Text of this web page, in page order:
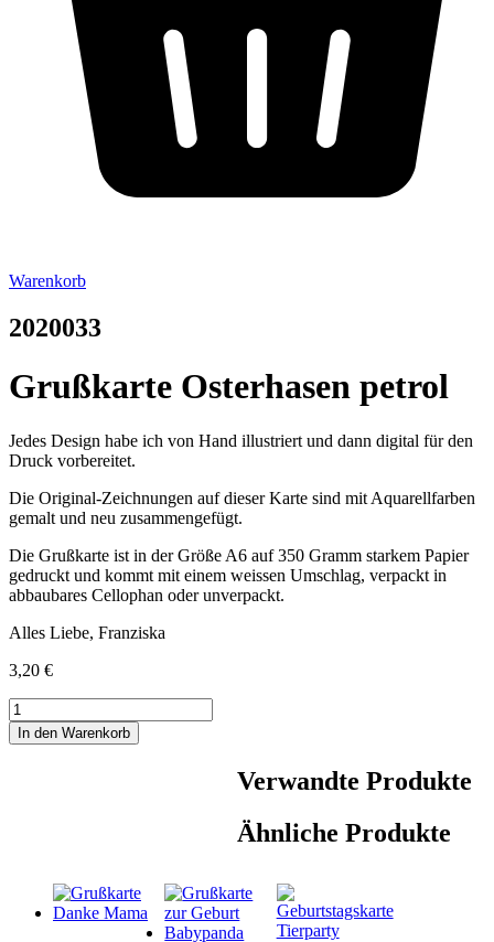
Warenkorb
2020033
Grußkarte Osterhasen petrol
Jedes Design habe ich von Hand illustriert und dann digital für den
Druck vorbereitet.
Die Original-Zeichnungen auf dieser Karte sind mit Aquarellfarben
gemalt und neu zusammengefügt.
Die Grußkarte ist in der Größe A6 auf 350 Gramm starkem Papier
gedruckt und kommt mit einem weissen Umschlag, verpackt in
abbaubares Cellophan oder unverpackt.
Alles Liebe, Franziska
3,20 €
Grußkarte
Osterhasen
petrol
In den Warenkorb
Verwandte Produkte
Ähnliche Produkte